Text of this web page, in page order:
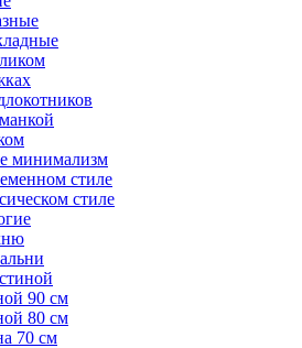
минимализм
стиле
стиле
90 см
80 см
70 см